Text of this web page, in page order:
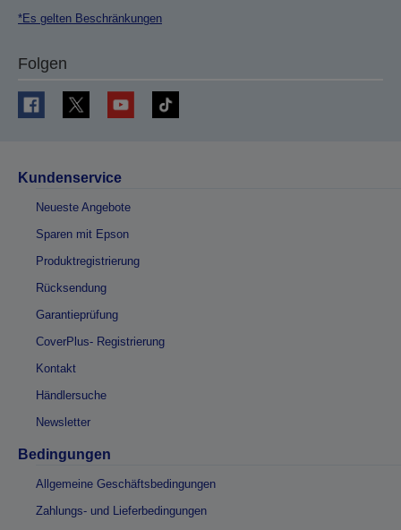
*Es gelten Beschränkungen
Folgen
Kundenservice
Neueste Angebote
Sparen mit Epson
Produktregistrierung
Rücksendung
Garantieprüfung
CoverPlus- Registrierung
Kontakt
Händlersuche
Newsletter
Bedingungen
Allgemeine Geschäftsbedingungen
Zahlungs- und Lieferbedingungen